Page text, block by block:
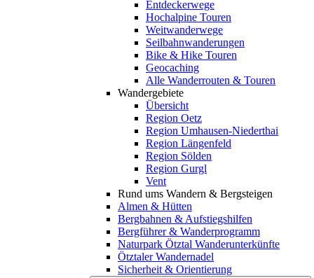
Entdeckerwege
Hochalpine Touren
Weitwanderwege
Seilbahnwanderungen
Bike & Hike Touren
Geocaching
Alle Wanderrouten & Touren
Wandergebiete
Übersicht
Region Oetz
Region Umhausen-Niederthai
Region Längenfeld
Region Sölden
Region Gurgl
Vent
Rund ums Wandern & Bergsteigen
Almen & Hütten
Bergbahnen & Aufstiegshilfen
Bergführer & Wanderprogramm
Naturpark Ötztal Wanderunterkünfte
Ötztaler Wandernadel
Sicherheit & Orientierung